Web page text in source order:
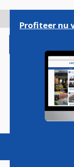
gaan
Magazine
Profiteer nu